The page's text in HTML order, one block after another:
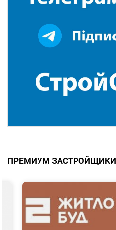
ПРЕМИУМ ЗАСТРОЙЩИКИ